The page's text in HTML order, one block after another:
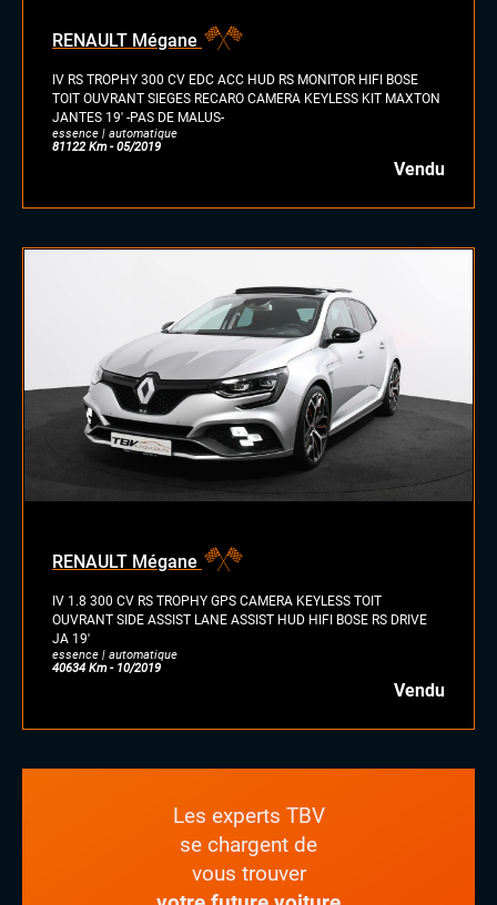
RENAULT Mégane
IV RS TROPHY 300 CV EDC ACC HUD RS MONITOR HIFI BOSE
TOIT OUVRANT SIEGES RECARO CAMERA KEYLESS KIT MAXTON
JANTES 19' -PAS DE MALUS-
essence | automatique
81122 Km - 05/2019
Vendu
RENAULT Mégane
IV 1.8 300 CV RS TROPHY GPS CAMERA KEYLESS TOIT
OUVRANT SIDE ASSIST LANE ASSIST HUD HIFI BOSE RS DRIVE
JA 19'
essence | automatique
40634 Km - 10/2019
Vendu
Les experts TBV
se chargent de
vous trouver